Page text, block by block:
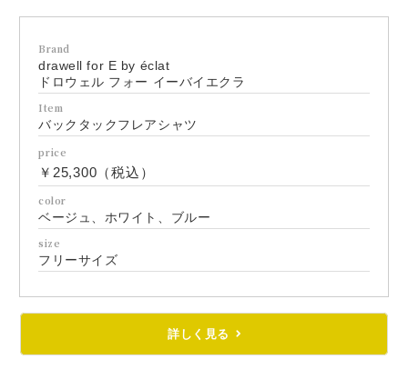
Brand
drawell for E by éclat
ドロウェル フォー イーバイエクラ
Item
バックタックフレアシャツ
price
￥25,300（税込）
color
ベージュ、ホワイト、ブルー
size
フリーサイズ
詳しく見る